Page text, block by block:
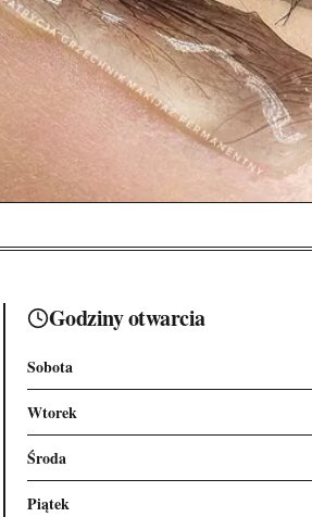
Godziny otwarcia
Sobota
Wtorek
Środa
Piątek